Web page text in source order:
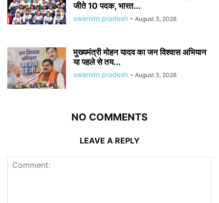
जीते 10 पदक, भारत...
swarnim pradesh - August 3, 2026
मुख्यमंत्री मोहन यादव का जन विश्वास अभियान
या पहले से तय...
swarnim pradesh - August 3, 2026
NO COMMENTS
LEAVE A REPLY